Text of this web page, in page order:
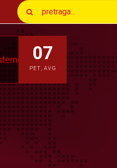
Komunističkog Pokreta
07
PET,AVG